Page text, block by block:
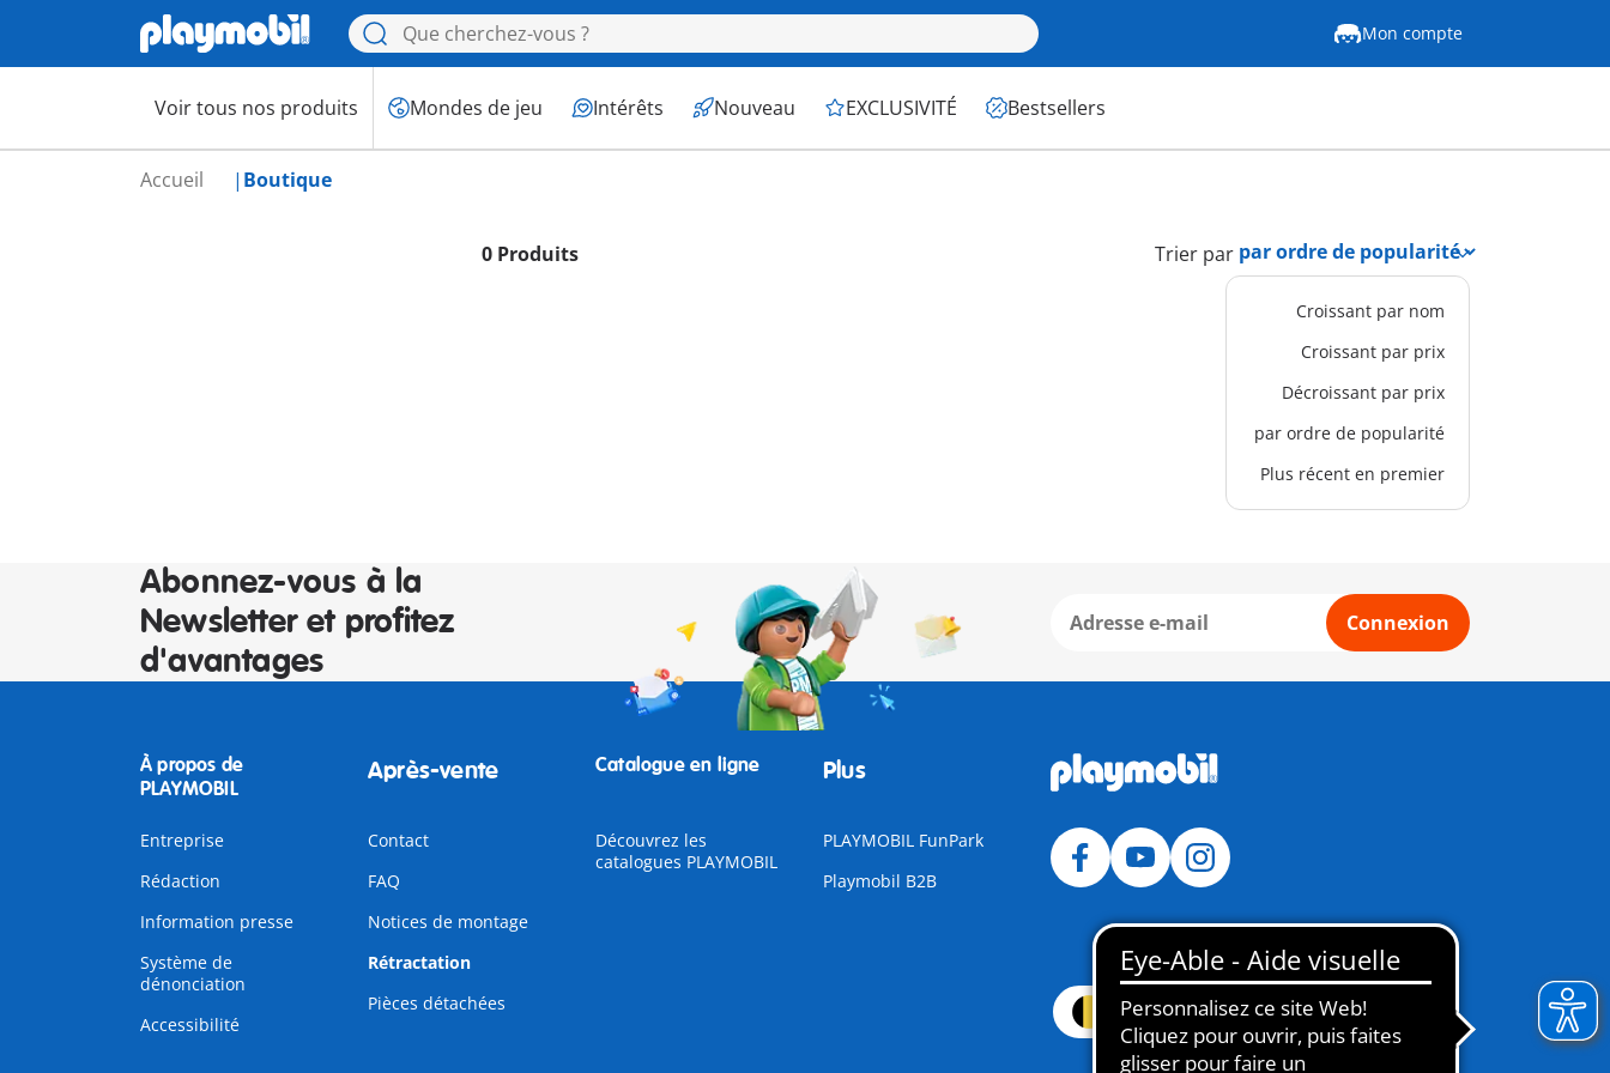
Mon compte
Voir tous nos produits Mondes de jeu Intérêts Nouveau EXCLUSIVITÉ Bestsellers
Accueil Boutique
0 Produits Trier par
Croissant par nom
Croissant par prix
Décroissant par prix
par ordre de popularité
Plus récent en premier
Abonnez-vous à la
Newsletter et profitez
d'avantages
Connexion
À propos de
PLAYMOBIL
Entreprise
Rédaction
Information presse
Système de
dénonciation
Accessibilité
Après-vente
Contact
FAQ
Notices de montage
Rétractation
Pièces détachées
Catalogue en ligne
Découvrez les
catalogues PLAYMOBIL
Plus
PLAYMOBIL FunPark
Playmobil B2B
Belgique